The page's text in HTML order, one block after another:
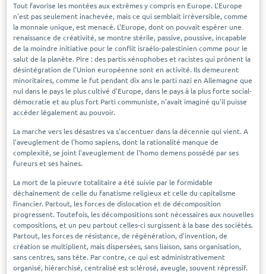
Tout favorise les montées aux extrêmes y compris en Europe. L'Europe
n'est pas seulement inachevée, mais ce qui semblait irréversible, comme
la monnaie unique, est menacé. L'Europe, dont on pouvait espérer une
renaissance de créativité, se montre stérile, passive, poussive, incapable
de la moindre initiative pour le conflit israélo-palestinien comme pour le
salut de la planète. Pire : des partis xénophobes et racistes qui prônent la
désintégration de l'Union européenne sont en activité. Ils demeurent
minoritaires, comme le fut pendant dix ans le parti nazi en Allemagne que
nul dans le pays le plus cultivé d'Europe, dans le pays à la plus forte social-
démocratie et au plus fort Parti communiste, n'avait imaginé qu'il puisse
accéder légalement au pouvoir.
La marche vers les désastres va s'accentuer dans la décennie qui vient. A
l'aveuglement de l'homo sapiens, dont la rationalité manque de
complexité, se joint l'aveuglement de l'homo demens possédé par ses
fureurs et ses haines.
La mort de la pieuvre totalitaire a été suivie par le formidable
déchaînement de celle du fanatisme religieux et celle du capitalisme
financier. Partout, les forces de dislocation et de décomposition
progressent. Toutefois, les décompositions sont nécessaires aux nouvelles
compositions, et un peu partout celles-ci surgissent à la base des sociétés.
Partout, les forces de résistance, de régénération, d'invention, de
création se multiplient, mais dispersées, sans liaison, sans organisation,
sans centres, sans tête. Par contre, ce qui est administrativement
organisé, hiérarchisé, centralisé est sclérosé, aveugle, souvent répressif.